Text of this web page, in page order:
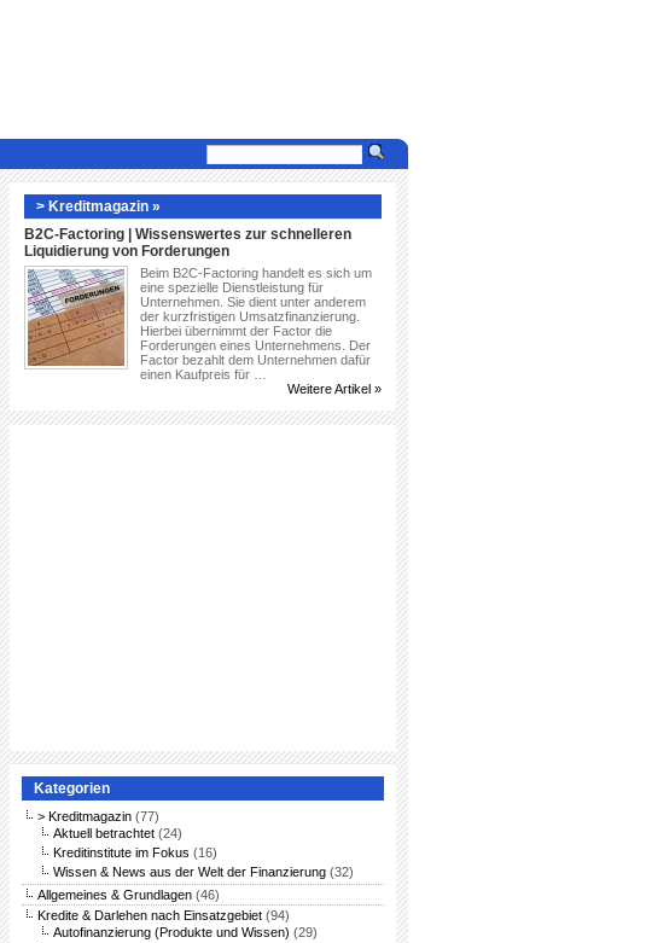
> Kreditmagazin »
B2C-Factoring | Wissenswertes zur schnelleren
Liquidierung von Forderungen
Beim B2C-Factoring handelt es sich um
eine spezielle Dienstleistung für
Unternehmen. Sie dient unter anderem
der kurzfristigen Umsatzfinanzierung.
Hierbei übernimmt der Factor die
Forderungen eines Unternehmens. Der
Factor bezahlt dem Unternehmen dafür
einen Kaufpreis für …
Weitere Artikel »
Kategorien
> Kreditmagazin (77)
Aktuell betrachtet (24)
Kreditinstitute im Fokus (16)
Wissen & News aus der Welt der Finanzierung (32)
Allgemeines & Grundlagen (46)
Kredite & Darlehen nach Einsatzgebiet (94)
Autofinanzierung (Produkte und Wissen) (29)